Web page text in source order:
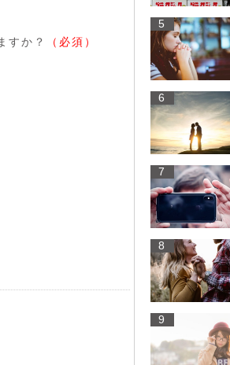
すか？ （必須）
5
6
7
8
9